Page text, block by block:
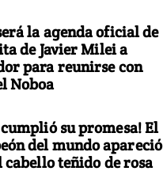
la agenda oficial de
de Javier Milei a
para reunirse con
Noboa
cumplió su promesa! El
del mundo apareció
cabello teñido de rosa